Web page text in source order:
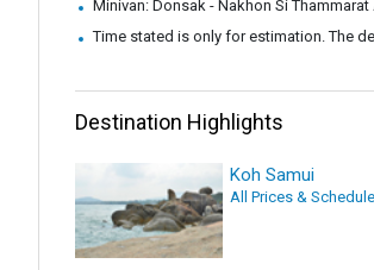
Minivan: Donsak - Nakhon Si
Time stated is only for estimation. The
Destination Highlights
Koh Samui
All Prices &